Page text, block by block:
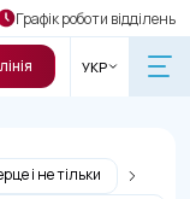
Графік роботи відділень
УКР
і не тільки